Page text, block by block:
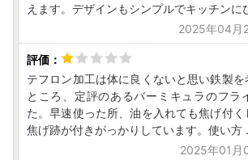
えます。デザインもシンプルでキッチンに
2025年04
テフロン加工は体に良くないと思い鉄製を
ところ、定評のあるバーミキュラのフラ
た。早速使った所、油を入れても焦げ付
焦げ跡が付きがっかりしています。使い方
2025年01